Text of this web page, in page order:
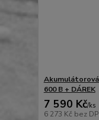
Akumulátorová
600 B + DÁREK
7 590 Kč/ks
6 273 Kč bez